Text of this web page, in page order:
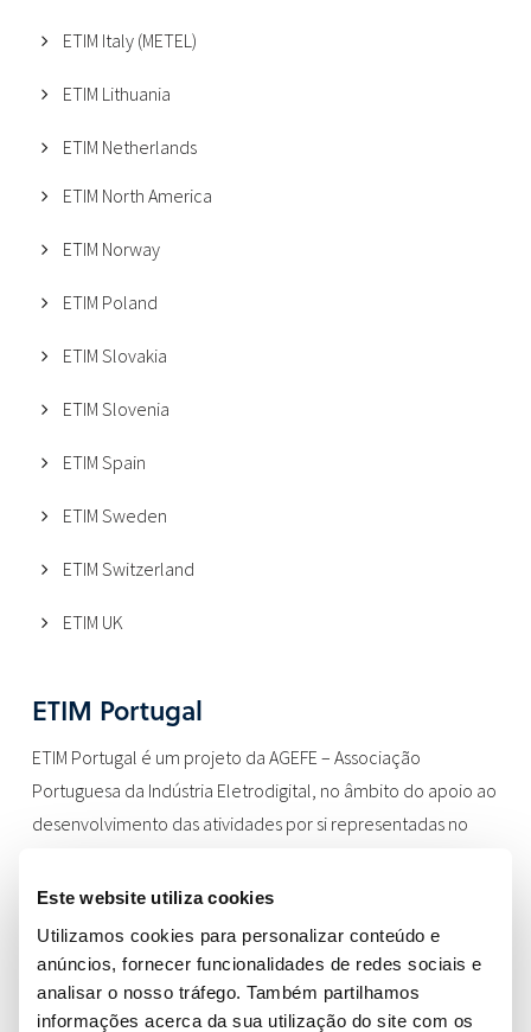
Este website utiliza cookies
Utilizamos cookies para personalizar conteúdo e
anúncios, fornecer funcionalidades de redes sociais e
analisar o nosso tráfego. Também partilhamos
informações acerca da sua utilização do site com os
ETIM Italy (METEL)
ETIM Lithuania
ETIM Netherlands
ETIM North America
ETIM Norway
ETIM Poland
ETIM Slovakia
ETIM Slovenia
ETIM Spain
ETIM Sweden
ETIM Switzerland
ETIM UK
ETIM Portugal
ETIM Portugal é um projeto da AGEFE – Associação
Portuguesa da Indústria Eletrodigital, no âmbito do apoio ao
desenvolvimento das atividades por si representadas no
AGEFE – Associação Portuguesa da Indústria Eletrodigital
Campo Grande, 28, 10C
1700-093 Lisboa